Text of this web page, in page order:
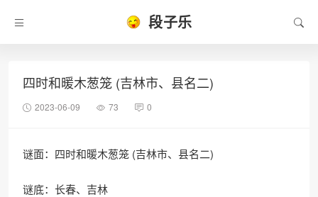
段子乐
四时和暖木葱笼 (吉林市、县名二)
2023-06-09 73 0
谜面：四时和暖木葱笼 (吉林市、县名二)
谜底：长春、吉林